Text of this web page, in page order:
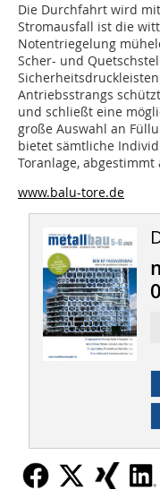
Die Durchfahrt wird
Stromausfall ist die
Notentriegelung
Scher- und
Antriebsstrangs
und schließt eine
große Auswahl an
bietet sämtliche
Toranlage,
www.balu-tore.de